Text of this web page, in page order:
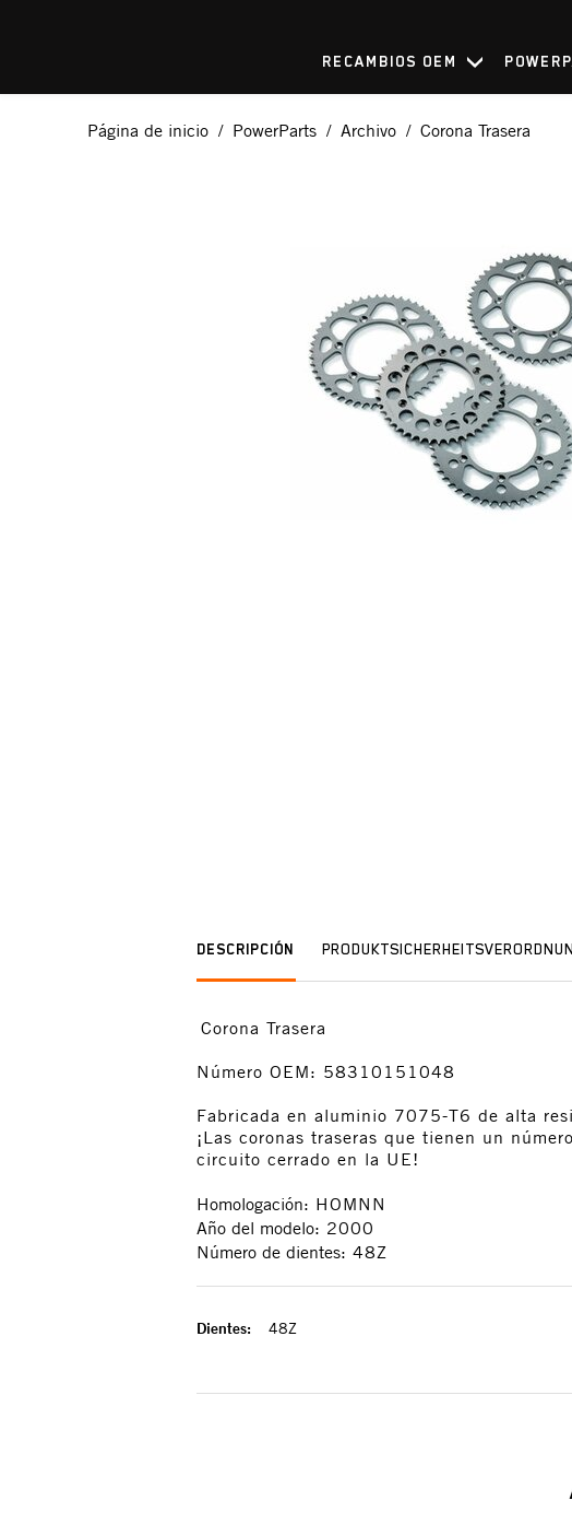
RECAMBIOS OEM
Página de inicio PowerParts Archivo Corona Trasera
DESCRIPCIÓN
Corona Trasera
Número OEM: 58310151048
Fabricada en aluminio 7075-T6 de alta
¡Las coronas traseras que tienen un
circuito cerrado en la UE!
Homologación: HOMNN
Año del modelo: 2000
Número de dientes: 48Z
Dientes: 48Z